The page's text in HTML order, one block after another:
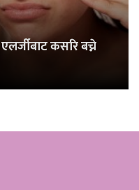
कसरि बच्ने